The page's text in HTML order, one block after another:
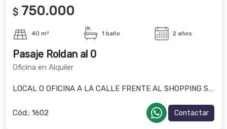
$ 750.000
40 m² 1 baño 2 años
Pasaje Roldan al 0
Oficina en Alquiler
LOCAL O OFICINA A LA CALLE FRENTE AL SHOPPING SOBRE PASAJE
Cód.: 1602 Contactar